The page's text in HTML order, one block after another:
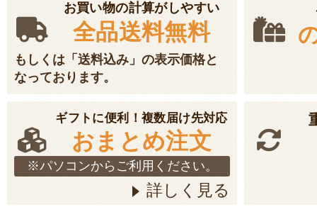
お買い物の計算がしやすい
全品送料無料
もしくは「送料込み」の表示価格と
なっております。
ギフトに便利！複数届け先対応
おまとめ注文
※パソコンからご利用ください。
詳しく見る